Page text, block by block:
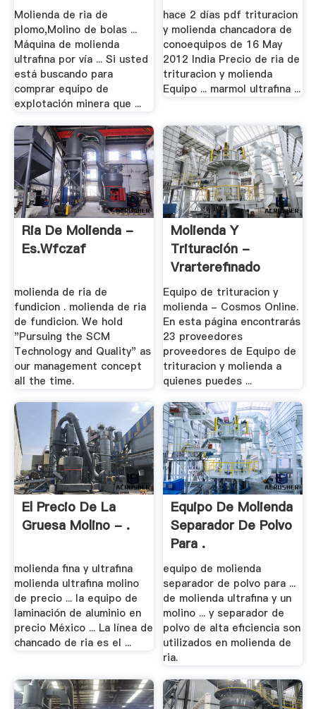
Molienda de ria de
plomo,Molino de bolas ...
Máquina de molienda
ultrafina por vía ... Si usted
está buscando para
comprar equipo de
explotación minera que ...
hace 2 días pdf trituracion
y molienda chancadora de
conoequipos de 16 May
2012 India Precio de ria de
trituracion y molienda
Equipo ... marmol ultrafina ...
Ria De Molienda -
Es.wfczaf
molienda de ria de
fundicion . molienda de ria
de fundicion. We hold
"Pursuing the SCM
Technology and Quality" as
our management concept
all the time.
Molienda Y
Trituración -
Vrarterefinado
Equipo de trituracion y
molienda - Cosmos Online.
En esta página encontrarás
23 proveedores
proveedores de Equipo de
trituracion y molienda a
quienes puedes ...
El Precio De La
Gruesa Molino - .
molienda fina y ultrafina
molienda ultrafina molino
de precio ... la equipo de
laminación de aluminio en
precio México ... La línea de
chancado de ria es el ...
Equipo De Molienda
Separador De Polvo
Para .
equipo de molienda
separador de polvo para ...
de molienda ultrafina y un
molino ... y separador de
polvo de alta eficiencia son
utilizados en molienda de
ria.